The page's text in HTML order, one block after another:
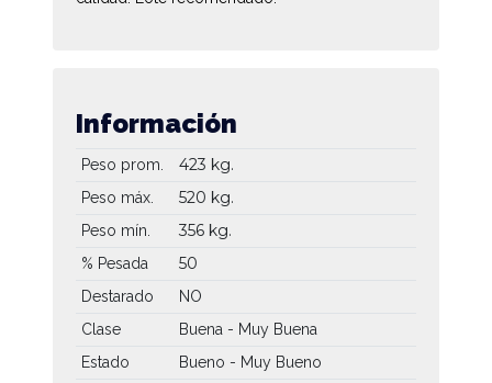
Información
Peso prom. 423 kg.
Peso máx. 520 kg.
Peso mín. 356 kg.
% Pesada 50
Destarado
NO
Clase
Buena - Muy Buena
Estado
Bueno - Muy Bueno